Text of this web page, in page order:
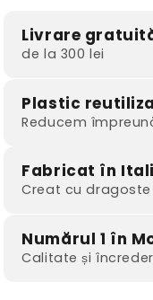
Livrare
de la 300 lei
Plastic
Reducem
Fabricat în
Creat cu
Numărul 1 în
Calitate și